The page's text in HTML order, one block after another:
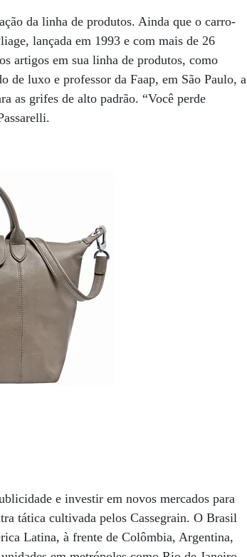
da linha de produtos. Ainda que o carro-
lançada em 1993 e com mais de 26
artigos em sua linha de produtos, como
de luxo e professor da Faap, em São Paulo, a
as grifes de alto padrão. “Você perde
e investir em novos mercados para
tática cultivada pelos Cassegrain. O Brasil
Latina, à frente de Colômbia, Argenti­na,